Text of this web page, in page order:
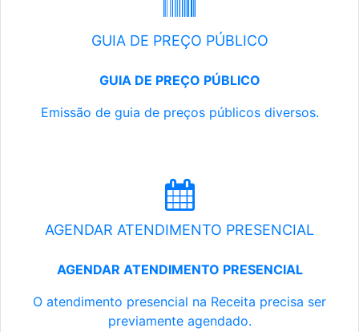
GUIA DE PREÇO PÚBLICO
GUIA DE PREÇO PÚBLICO
Emissão de guia de preços públicos diversos.
AGENDAR ATENDIMENTO PRESENCIAL
AGENDAR ATENDIMENTO PRESENCIAL
O atendimento presencial na Receita precisa ser
previamente agendado.